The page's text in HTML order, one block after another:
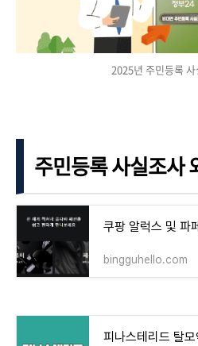
2025년 주민등록
주민등록 사실조사
bingguhello.com